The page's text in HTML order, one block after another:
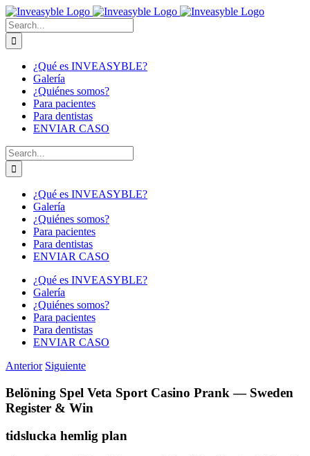
Skip
to
content
Buscar:
¿Qué es INVEASYBLE?
Galería
¿Quiénes somos?
Para pacientes
Para dentistas
ENVIAR CASO
Buscar:
¿Qué es INVEASYBLE?
Galería
¿Quiénes somos?
Para pacientes
Para dentistas
ENVIAR CASO
¿Qué es INVEASYBLE?
Galería
¿Quiénes somos?
Para pacientes
Para dentistas
ENVIAR CASO
Anterior Siguiente
Belöning Spel Veta Sport Casino Prank — Sweden
Register & Win
tidslucka hemlig plan